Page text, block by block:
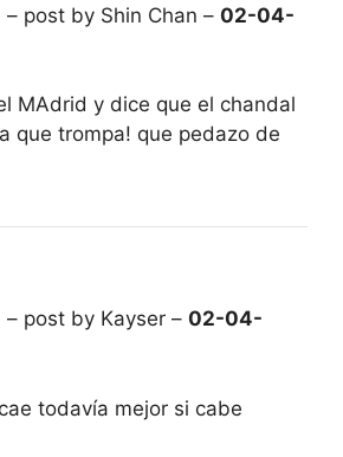
– post by Shin Chan – 02-04-
MAdrid y dice que el chandal
que trompa! que pedazo de
– post by Kayser – 02-04-
todavía mejor si cabe